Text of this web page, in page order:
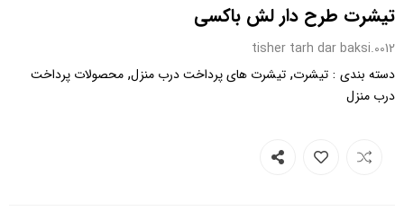
تیشرت طرح دار لش باکسی
0012.tisher tarh dar baksi
دسته بندی : تیشرت, تیشرت های پرداخت درب منزل, محصولات پرداخت
درب منزل